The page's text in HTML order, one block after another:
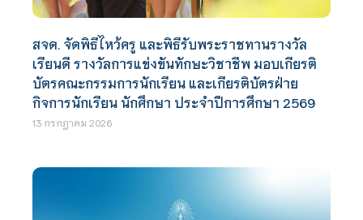
สจด. จัดพิธีไหว้ครู และพิธีรับพระราชทานรางวัล
เรียนดี รางวัลการแข่งขันทักษะวิชาชีพ มอบเกียรติ
บัตรคณะกรรมการนักเรียน และเกียรติบัตรฝ่าย
กิจการนักเรียน นักศึกษา ประจำปีการศึกษา 2569
13 กรกฎาคม 2026